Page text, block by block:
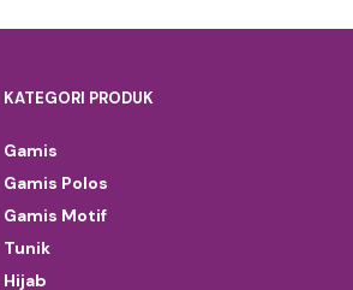
KATEGORI PRODUK
Gamis
Gamis Polos
Gamis Motif
Tunik
Hijab